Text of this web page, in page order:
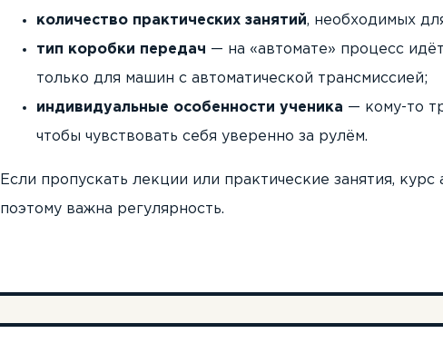
количество практических занятий, необходимых
тип коробки передач — на «автомате» процесс
только для машин с автоматической трансмиссией;
индивидуальные особенности ученика — кому-то
чтобы чувствовать себя уверенно за рулём.
Если пропускать лекции или практические занятия, курс
поэтому важна регулярность.